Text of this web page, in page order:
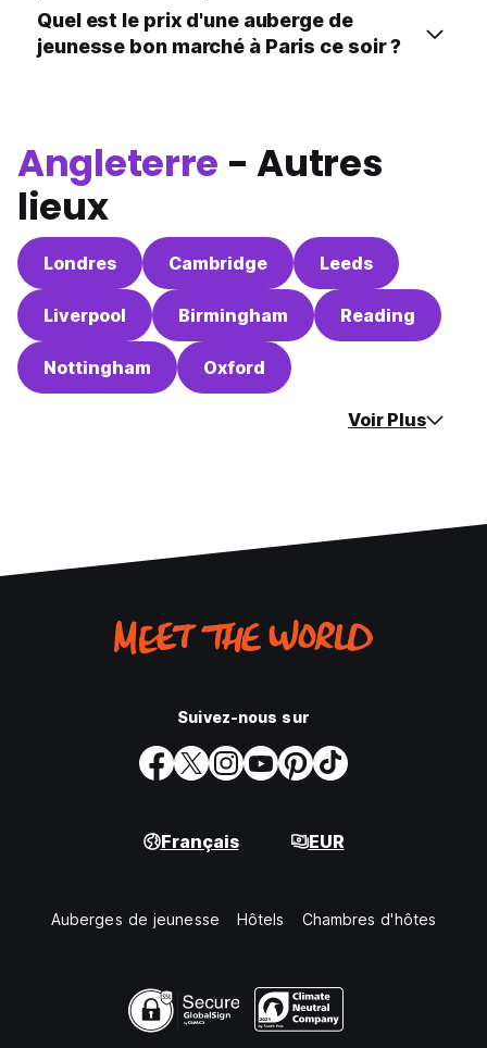
Quel est le prix d'une auberge de
jeunesse bon marché à Paris ce soir ?
Angleterre - Autres
lieux
Londres Cambridge Leeds
Liverpool Birmingham Reading
Nottingham Oxford
Voir Plus
Suivez-nous sur
Français EUR
Auberges de jeunesse Hôtels Chambres d'hôtes